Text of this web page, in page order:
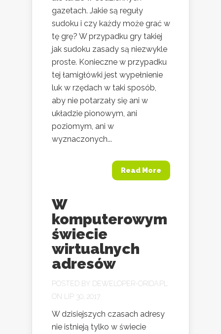
gazetach. Jakie są reguły
sudoku i czy każdy może grać w
tę grę? W przypadku gry takiej
jak sudoku zasady są niezwykle
proste. Konieczne w przypadku
tej łamigłówki jest wypełnienie
luk w rzędach w taki sposób,
aby nie potarzały się ani w
układzie pionowym, ani
poziomym, ani w
wyznaczonych...
Read More
W
komputerowym
świecie
wirtualnych
adresów
POSTED BY DEWELOPER-ORIDA.PL
ON LIP 30, 2017
W dzisiejszych czasach adresy
nie istnieją tylko w świecie